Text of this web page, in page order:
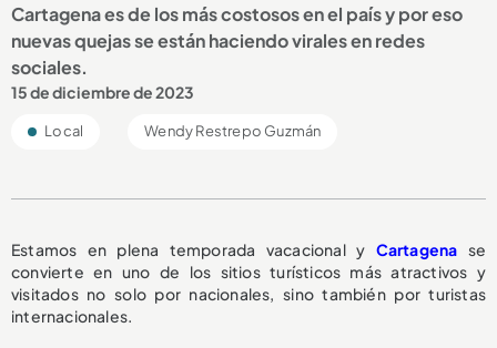
Cartagena es de los más costosos en el país y por eso
nuevas quejas se están haciendo virales en redes
sociales.
15 de diciembre de 2023
Local Wendy Restrepo Guzmán
Estamos en plena temporada vacacional y Cartagena se
convierte en uno de los sitios turísticos más atractivos y
visitados no solo por nacionales, sino también por turistas
internacionales.